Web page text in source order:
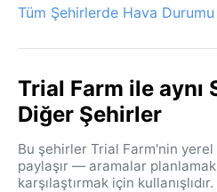
Tüm Şehirlerde Hava
Trial Farm ile aynı
Diğer Şehirler
Bu şehirler Trial Farm'nin
paylaşır — aramalar
karşılaştırmak için kullanışlıdır.